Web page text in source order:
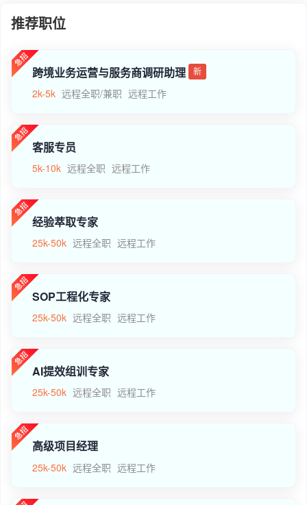
推荐职位
跨境业务运营与服务商调研助理 新
2k-5k 远程全职/兼职 远程工作
客服专员
5k-10k 远程全职 远程工作
经验萃取专家
25k-50k 远程全职 远程工作
SOP工程化专家
25k-50k 远程全职 远程工作
AI提效组训专家
25k-50k 远程全职 远程工作
高级项目经理
25k-50k 远程全职 远程工作